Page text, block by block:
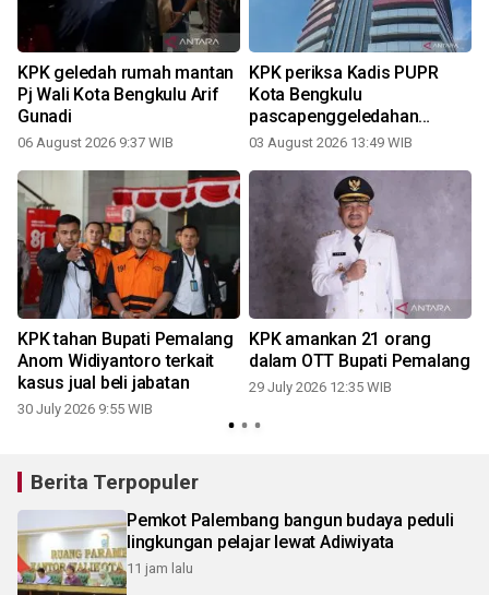
KPK geledah rumah mantan
Pj Wali Kota Bengkulu Arif
Gunadi
06 August 2026 9:37 WIB
KPK periksa Kadis PUPR
Kota Bengkulu
pascapenggeledahan
rumah dan penyitaan uang
03 August 2026 13:49 WIB
KPK tahan Bupati Pemalang
Anom Widiyantoro terkait
kasus jual beli jabatan
30 July 2026 9:55 WIB
KPK amankan 21 orang
dalam OTT Bupati Pemalang
29 July 2026 12:35 WIB
Berita Terpopuler
Pemkot Palembang bangun budaya peduli
lingkungan pelajar lewat Adiwiyata
11 jam lalu